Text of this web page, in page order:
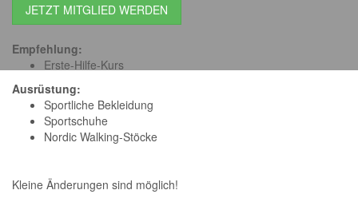
JETZT MITGLIED WERDEN
Empfehlung:
Erste-Hilfe-Kurs
Ausrüstung:
Sportliche Bekleidung
Sportschuhe
Nordic Walking-Stöcke
Kleine Änderungen sind möglich!